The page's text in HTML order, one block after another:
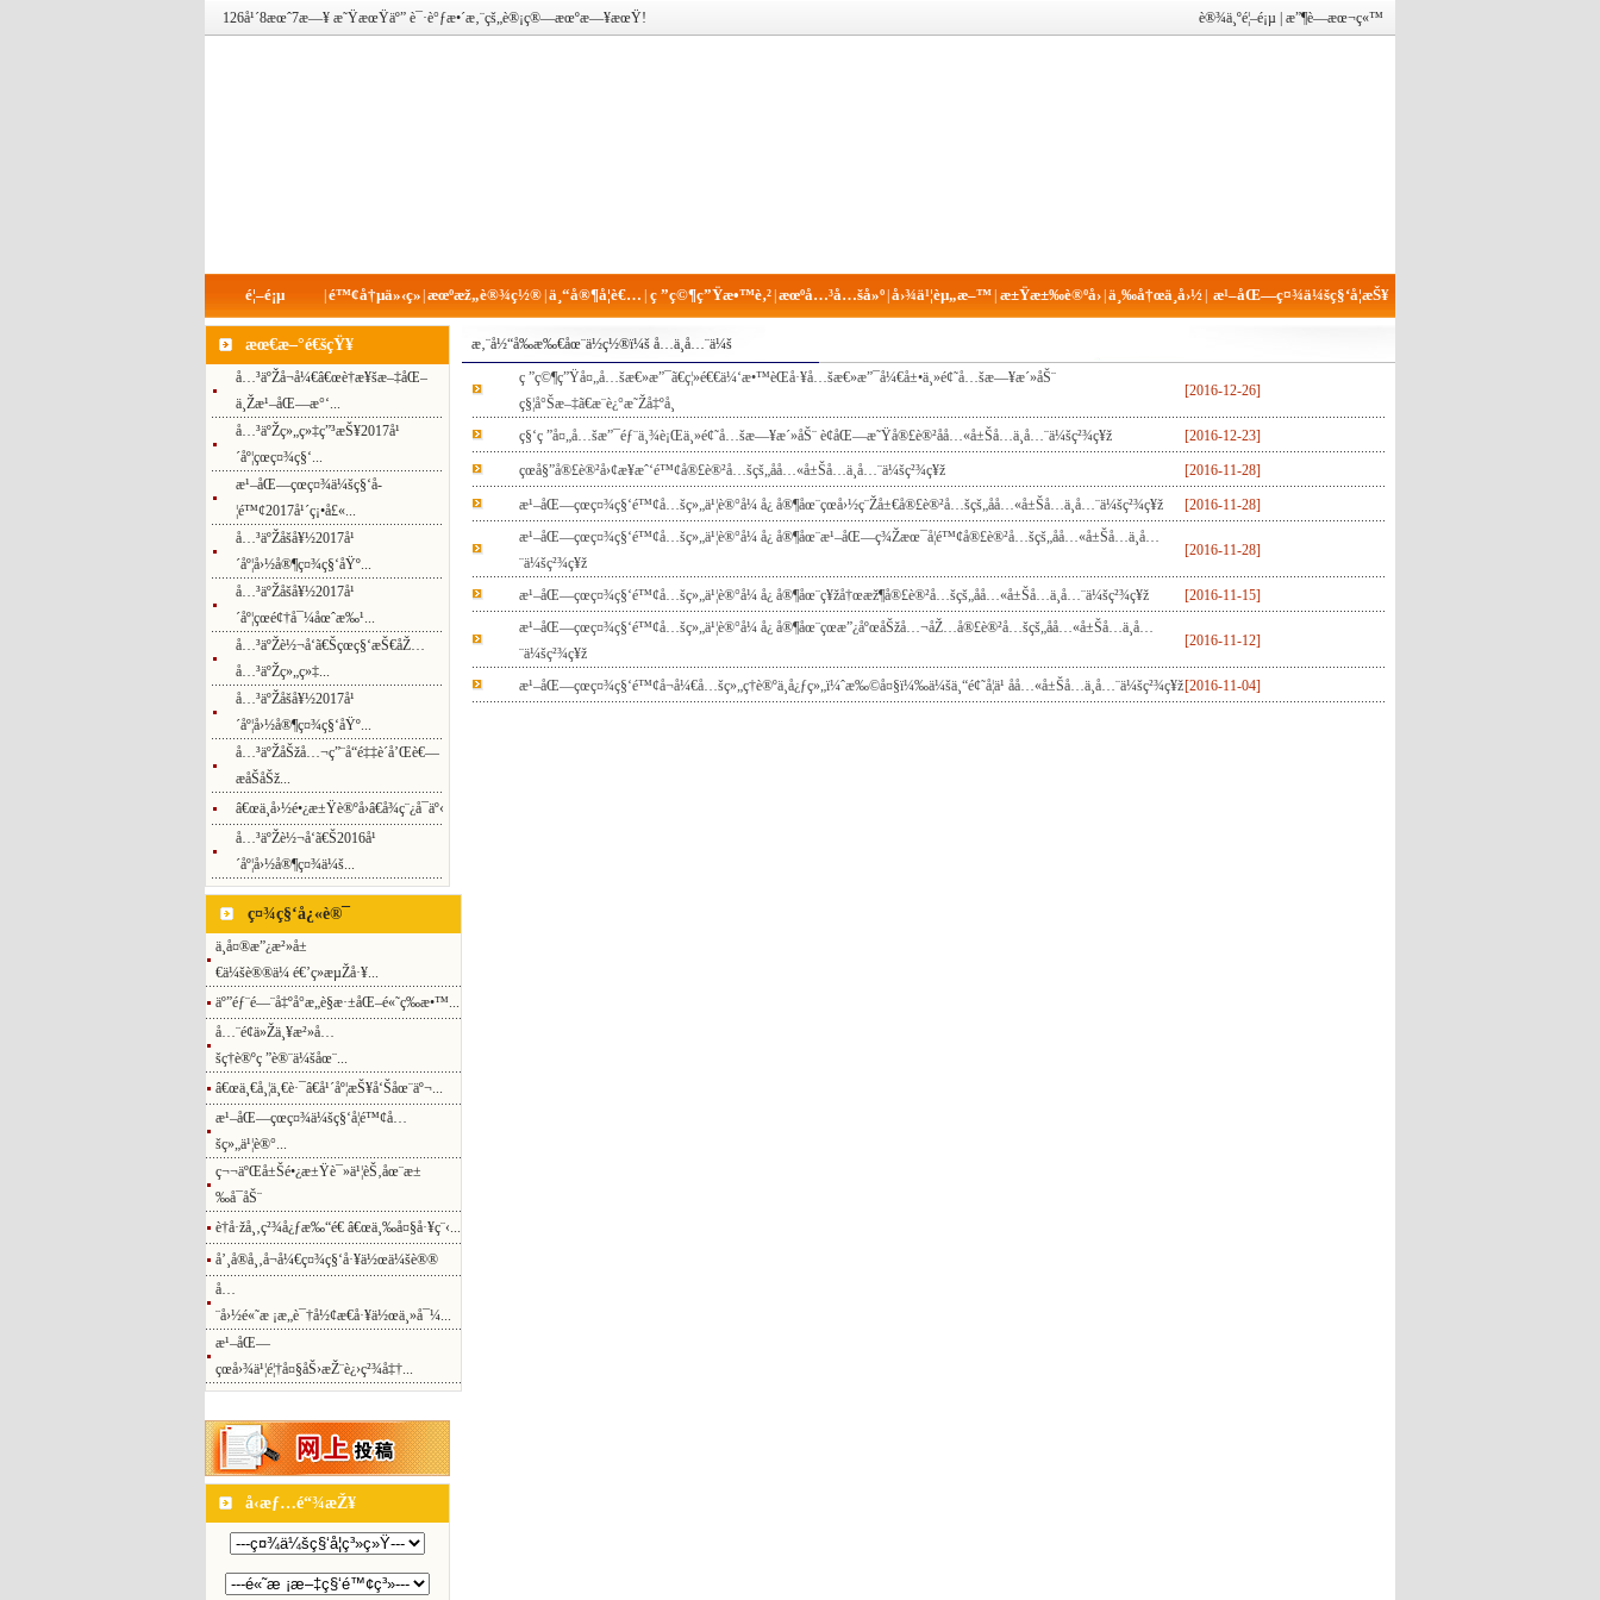
126å¹´8æœˆ7æ—¥ æ˜ŸæœŸäº” è¯·è°ƒæ•´æ‚¨çš„è®¡ç®—æœºæ—¥æœŸ! è®¾ä¸ºé¦–é¡µ æ”¶è—æœ¬ç«™
é¦–é¡µ é™¢å†µä»‹ç» æœºæž„è®¾ç½® ä¸“å®¶å­¦è€… ç ”ç©¶ç”Ÿæ•™è‚² æœºå…³å…šå»º å›¾ä¹¦èµ„æ–™ æ±Ÿæ±‰è®ºå› ä¸‰å†œä¸­å›½ æ¹–åŒ—ç¤¾ä¼šç§‘å­¦æŠ¥
æœ€æ–°é€šçŸ¥
å…³äºŽå¬å¼€â€œè†æ¥šæ–‡åŒ–
ä¸Žæ¹–åŒ—æ°‘...
å…³äºŽç»„ç»‡ç”³æŠ¥2017å¹
´åº¦çœç¤¾ç§‘...
æ¹–åŒ—çœç¤¾ä¼šç§‘å­
¦é™¢2017å¹´ç¡•å£«...
å…³äºŽåšå¥½2017å¹
´åº¦å›½å®¶ç¤¾ç§‘åŸº...
å…³äºŽåšå¥½2017å¹
´åº¦çœé¢†å¯¼åœˆæ‰¹...
å…³äºŽè½¬å‘ã€Šçœç§‘æŠ€åŽ…
å…³äºŽç»„ç»‡...
å…³äºŽåšå¥½2017å¹
´åº¦å›½å®¶ç¤¾ç§‘åŸº...
å…³äºŽåŠžå…¬ç”¨å“é‡‡è´­å’Œè€—
æåŠåŠž...
â€œä¸­å›½é•¿æ±Ÿè®ºå›â€å¾ç¨¿å¯äº‹
å…³äºŽè½¬å‘ã€Š2016å¹
´åº¦å›½å®¶ç¤¾ä¼š...
ç¤¾ç§‘å¿«è®¯
ä¸­å¤®æ”¿æ²»å±
€ä¼šè®®ä¼ é€’ç»æµŽå·¥...
äº”éƒ¨é—¨å‡ºå°æ„è§æ·±åŒ–é«˜ç­‰æ•™...
å…¨é¢ä»Žä¸¥æ²»å…
šç†è®ºç ”è®¨ä¼šåœ¨...
â€œä¸€å¸¦ä¸€è·¯â€å¹´åº¦æŠ¥å‘Šåœ¨äº¬...
æ¹–åŒ—çœç¤¾ä¼šç§‘å­¦é™¢å…
šç»„ä¹¦è®°...
ç¬¬äºŒå±Šé•¿æ±Ÿè¯»ä¹¦èŠ‚åœ¨æ±
‰å¯åŠ¨
è†å·žå¸‚ç²¾å¿ƒæ‰“é€ â€œä¸‰å¤§å·¥ç¨‹...
å’¸å®å¸‚å¬å¼€ç¤¾ç§‘å·¥ä½œä¼šè®®
å…
¨å›½é«˜æ ¡æ„è¯†å½¢æ€å·¥ä½œä¸»å¯¼...
æ¹–åŒ—
çœå›¾ä¹¦é¦†å¤§åŠ›æŽ¨è¿›ç²¾å‡†...
å‹æƒ…é“¾æŽ¥
æ‚¨å½“å‰æ‰€åœ¨ä½ç½®ï¼š å…­ä¸­å…¨ä¼š
ç ”ç©¶ç”Ÿå¤„å…šæ€»æ”¯ã€ç¦»é€€ä¼‘æ•™èŒå·¥å…šæ€»æ”¯å¼€å±•ä¸»é¢˜å…šæ—¥æ´»åŠ¨
ç§¦å°Šæ–‡ã€æ¨è¿°æ˜Žå‡ºå¸­
[2016-12-26]
ç§‘ç ”å¤„å…šæ”¯éƒ¨ä¸¾è¡Œä¸»é¢˜å…šæ—¥æ´»åŠ¨ è¢åŒ—æ˜Ÿå®£è®²åå…«å±Šå…­ä¸­å…¨ä¼šç²¾ç¥ž [2016-12-23]
çœå§”å®£è®²å›¢æ¥æˆ‘é™¢å®£è®²å…šçš„åå…«å±Šå…­ä¸­å…¨ä¼šç²¾ç¥ž [2016-11-28]
æ¹–åŒ—çœç¤¾ç§‘é™¢å…šç»„ä¹¦è®°å¼ å¿ å®¶åœ¨çœå›½ç¨Žå±€å®£è®²å…šçš„åå…«å±Šå…­ä¸­å…¨ä¼šç²¾ç¥ž [2016-11-28]
æ¹–åŒ—çœç¤¾ç§‘é™¢å…šç»„ä¹¦è®°å¼ å¿ å®¶åœ¨æ¹–åŒ—ç¾Žæœ¯å­¦é™¢å®£è®²å…šçš„åå…«å±Šå…­ä¸­å…
¨ä¼šç²¾ç¥ž
[2016-11-28]
æ¹–åŒ—çœç¤¾ç§‘é™¢å…šç»„ä¹¦è®°å¼ å¿ å®¶åœ¨ç¥žå†œæž¶å®£è®²å…šçš„åå…«å±Šå…­ä¸­å…¨ä¼šç²¾ç¥ž [2016-11-15]
æ¹–åŒ—çœç¤¾ç§‘é™¢å…šç»„ä¹¦è®°å¼ å¿ å®¶åœ¨çœæ”¿åºœåŠžå…¬åŽ…å®£è®²å…šçš„åå…«å±Šå…­ä¸­å…
¨ä¼šç²¾ç¥ž
[2016-11-12]
æ¹–åŒ—çœç¤¾ç§‘é™¢å¬å¼€å…šç»„ç†è®ºä¸­å¿ƒç»„ï¼ˆæ‰©å¤§ï¼‰ä¼šä¸“é¢˜å­¦ä¹ åå…«å±Šå…­ä¸­å…¨ä¼šç²¾ç¥ž[2016-11-04]